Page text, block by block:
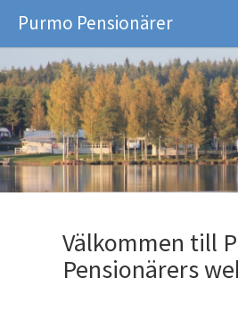
Purmo Pensionärer
Välkommen till
Pensionärers